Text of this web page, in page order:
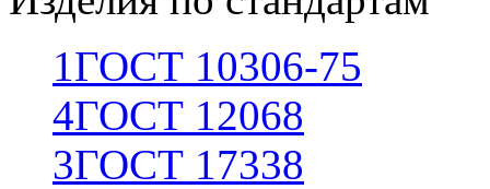
1ГОСТ 10306-75
4ГОСТ 12068
3ГОСТ 17338